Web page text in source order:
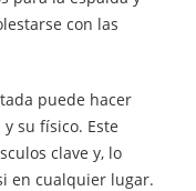
con las
puede hacer
su físico. Este
clave y, lo
en cualquier lugar.